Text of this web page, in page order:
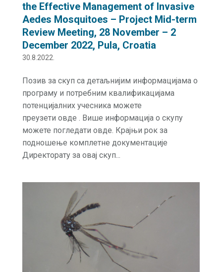
the Effective Management of Invasive
Aedes Mosquitoes – Project Mid-term
Review Meeting, 28 November – 2
December 2022, Pula, Croatia
30.8.2022.
Позив за скуп са детаљнијим информацијама о
програму и потребним квалификацијама
потенцијалних учесника можете
преузети овде . Више информација о скупу
можете погледати овде. Крајњи рок за
подношење комплетне документације
Директорату за овај скуп...